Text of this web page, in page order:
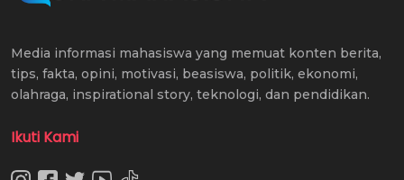
Media informasi mahasiswa yang memuat konten berita,
tips, fakta, opini, motivasi, beasiswa, politik, ekonomi,
olahraga, inspirational story, teknologi, dan pendidikan.
Ikuti Kami